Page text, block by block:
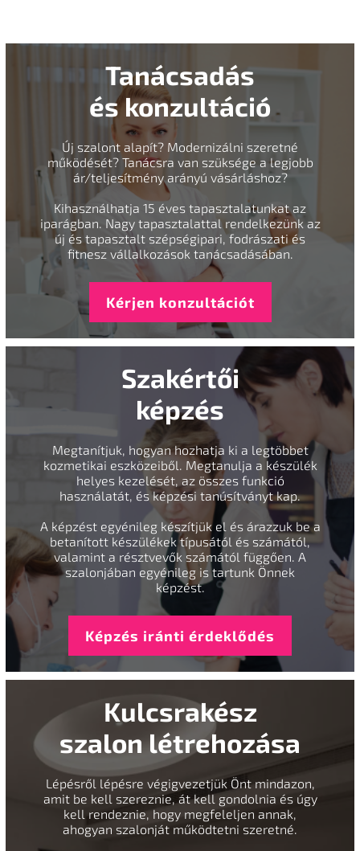
Tanácsadás
és konzultáció
Új szalont alapít? Modernizálni szeretné
működését? Tanácsra van szüksége a legjobb
ár/teljesítmény arányú vásárláshoz?
Kihasználhatja 15 éves tapasztalatunkat az
iparágban. Nagy tapasztalattal rendelkezünk az
új és tapasztalt szépségipari, fodrászati és
fitnesz vállalkozások tanácsadásában.
Kérjen konzultációt
Szakértői
képzés
Megtanítjuk, hogyan hozhatja ki a legtöbbet
kozmetikai eszközeiből. Megtanulja a készülék
helyes kezelését, az összes funkció
használatát, és képzési tanúsítványt kap.
A képzést egyénileg készítjük el és árazzuk be a
betanított készülékek típusától és számától,
valamint a résztvevők számától függően. A
szalonjában egyénileg is tartunk Önnek
képzést.
Képzés iránti érdeklődés
Kulcsrakész
szalon létrehozása
Lépésről lépésre végigvezetjük Önt mindazon,
amit be kell szereznie, át kell gondolnia és úgy
kell rendeznie, hogy megfeleljen annak,
ahogyan szalonját működtetni szeretné.